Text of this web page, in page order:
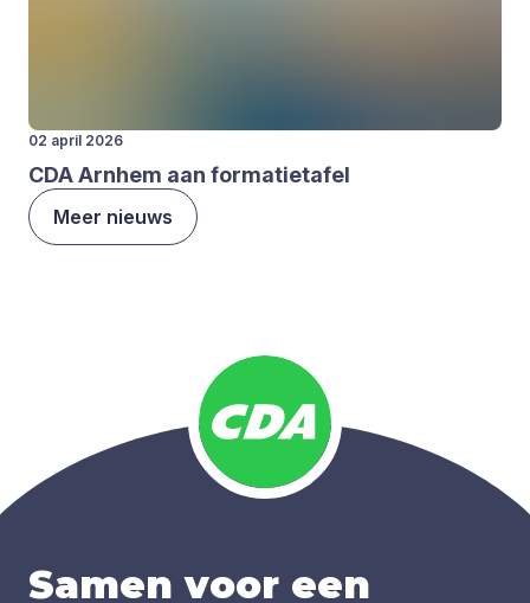
02 april 2026
CDAArn­hem aan for­ma­tie­ta­fel
Meer nieuws
Samen voor een